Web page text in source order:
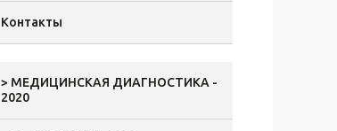
Контакты
> МЕДИЦИНСКАЯ ДИАГНОСТИКА -
2020